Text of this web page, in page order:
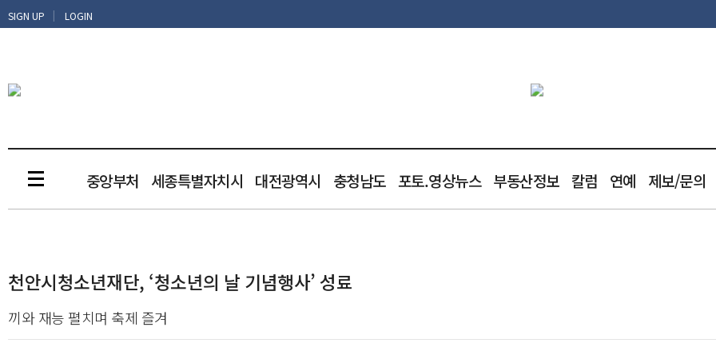
SIGN UP | LOGIN
중앙부처 세종특별자치시 대전광역시 충청남도 포토.영상뉴스 부동산정보 칼럼 연예 제보/문의
천안시청소년재단, ‘청소년의 날 기념행사’ 성료
끼와 재능 펼치며 축제 즐겨